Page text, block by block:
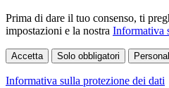
Prima di dare il tuo consenso, ti
impostazioni e la nostra Informativa
Accetta Solo obbligatori
Informativa sulla protezione dei dati